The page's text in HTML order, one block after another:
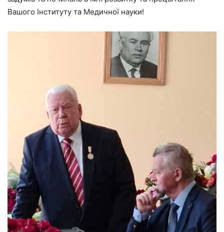
Вашого Інституту та Медичної науки!